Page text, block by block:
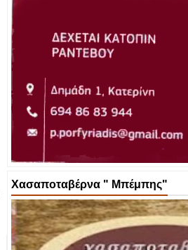
Χασαποταβέρνα " Μπέμπης"